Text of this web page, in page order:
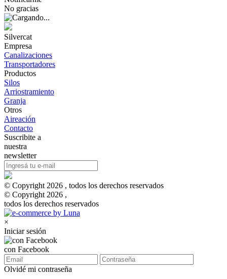
No gracias
Silvercat
Empresa
Canalizaciones
Transportadores
Productos
Silos
Arriostramiento
Granja
Otros
Aireación
Contacto
Suscribite a
nuestra
newsletter
© Copyright 2026 , todos los derechos reservados
© Copyright 2026 ,
todos los derechos reservados
×
Iniciar sesión
con Facebook
Olvidé mi contraseña